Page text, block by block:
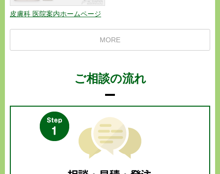
皮膚科 医院案内ホームページ
MORE
ご相談の流れ